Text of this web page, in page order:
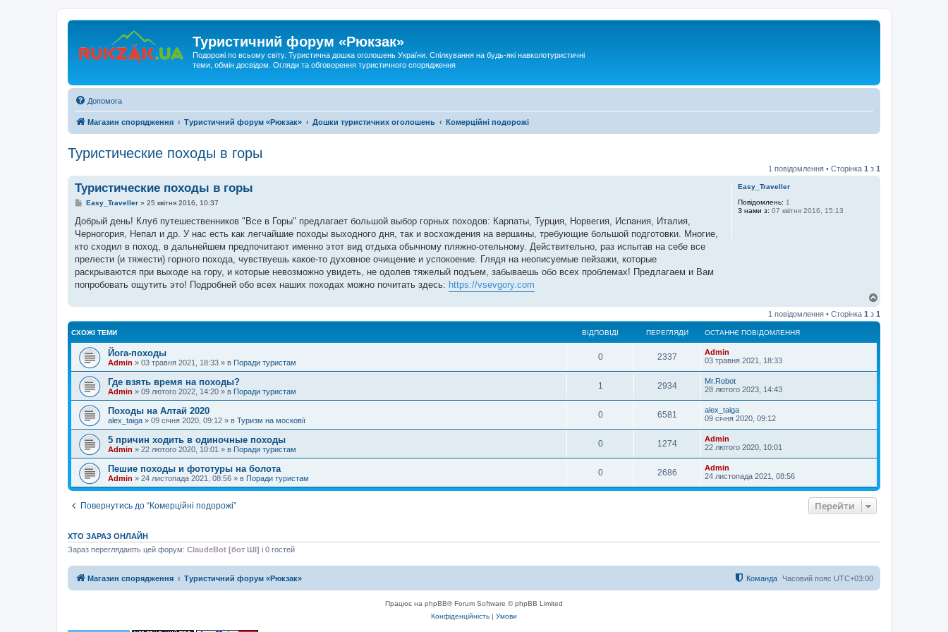
Туристичний форум «Рюкзак»
Подорожі по всьому світу. Туристична дошка оголошень України. Спілкування на будь-які навколотуристичні
теми, обмін досвідом. Огляди та обговорення туристичного спорядження
Допомога
Магазин спорядження Туристичний форум «Рюкзак» Дошки туристичних оголошень Комерційні подорожі
Туристические походы в горы
1 повідомлення • Сторінка 1 з 1
Easy_Traveller
Повідомлень: 1
З нами з: 07 квітня 2016, 15:13
Туристические походы в горы
П
в
д
о
л
е
н
Easy_Traveller» 25 квітня 2016, 10:37
Добрый день! Клуб путешественников "Все в Горы" предлагает большой выбор горных походов: Карпаты, Турция, Норвегия, Испания, Италия,
Черногория, Непал и др. У нас есть как легчайшие походы выходного дня, так и восхождения на вершины, требующие большой подготовки. Многие,
кто сходил в поход, в дальнейшем предпочитают именно этот вид отдыха обычному пляжно-отельному. Действительно, раз испытав на себе все
прелести (и тяжести) горного похода, чувствуешь какое-то духовное очищение и успокоение. Глядя на неописуемые пейзажи, которые
раскрываются при выходе на гору, и которые невозможно увидеть, не одолев тяжелый подъем, забываешь обо всех проблемах! Предлагаем и Вам
попробовать ощутить это! Подробней обо всех наших походах можно почитать здесь: https://vsevgory.com
г
о
1 повідомлення • Сторінка 1 з 1
СХОЖІ ТЕМИ ВІДПОВІДІ ПЕРЕГЛЯДИ ОСТАННЄ ПОВІДОМЛЕННЯ
Йога-походы
Admin » 03 травня 2021, 18:33 » в Поради туристам
0 2337
Admin
03 травня 2021, 18:33
Где взять время на походы?
Admin » 09 лютого 2022, 14:20 » в Поради туристам
1 2934
Mr.Robot
28 лютого 2023, 14:43
Походы на Алтай 2020
alex_taiga » 09 січня 2020, 09:12 » в Туризм на московії
0 6581
alex_taiga
09 січня 2020, 09:12
5 причин ходить в одиночные походы
Admin » 22 лютого 2020, 10:01 » в Поради туристам
0 1274
Admin
22 лютого 2020, 10:01
Пешие походы и фототуры на болота
Admin » 24 листопада 2021, 08:56 » в Поради туристам
0 2686
Admin
24 листопада 2021, 08:56
Повернутись до “Комерційні подорожі” Перейти
ХТО ЗАРАЗ ОНЛАЙН
Зараз переглядають цей форум: ClaudeBot [бот ШІ] і 0 гостей
Магазин спорядження Туристичний форум «Рюкзак» Часовий пояс UTC+03:00
Команда
Працює на phpBB® Forum Software © phpBB Limited
Конфіденційність | Умови